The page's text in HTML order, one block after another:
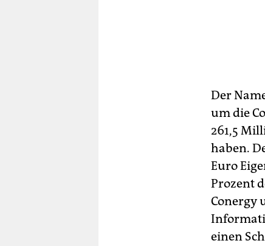
Der
um die
261,5
haben.
Euro
Prozent
Conergy
einen